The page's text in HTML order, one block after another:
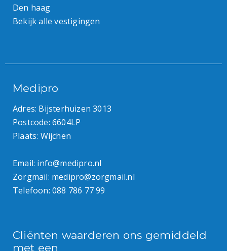
Den haag
Bekijk alle vestigingen
Medipro
Adres: Bijsterhuizen 3013
Postcode: 6604LP
Plaats: Wijchen
Email: info@medipro.nl
Zorgmail: medipro@zorgmail.nl
Telefoon: 088 786 77 99
Cliënten waarderen ons gemiddeld
met een